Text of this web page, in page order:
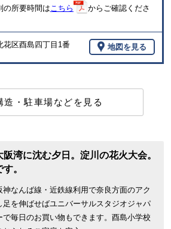
の所要時間は こちら
からご確認くださ
花区酉島四丁目1番 地図を見る
造・駐車場などを見る
湾に沈む夕日。淀川の花火大会。
。
なんば線・近鉄線利用で奈良方面のアク
足を伸ばせばユニバーサルスタジオジャパ
毎日のお買い物もできます。酉島小学校